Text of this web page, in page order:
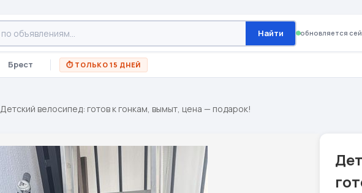
Найти обновляется
Брест ⏱ ТОЛЬКО 15 ДНЕЙ
Детский велосипед: готов к гонкам, вымыт, цена — подарок!